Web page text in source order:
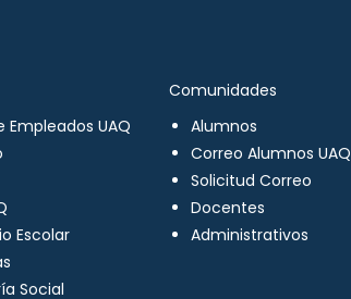
Empleados UAQ
Escolar
Social
Comunidades
Alumnos
Correo Alumnos UAQ
Solicitud Correo
Docentes
Administrativos